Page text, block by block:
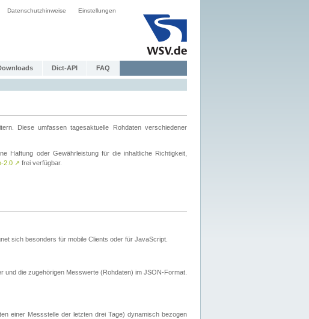
Datenschutzhinweise Einstellungen
Dict-API FAQ
Diese umfassen tagesaktuelle Rohdaten verschiedener
Haftung oder Gewährleistung für die inhaltliche Richtigkeit,
2.0 ↗ frei verfügbar.
sich besonders für mobile Clients oder für JavaScript.
und die zugehörigen Messwerte (Rohdaten) im JSON-Format.
einer Messstelle der letzten drei Tage) dynamisch bezogen